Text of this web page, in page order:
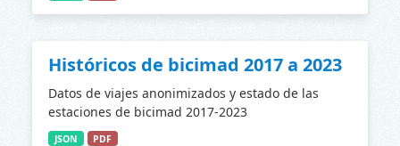
Históricos de bicimad 2017 a 2023
Datos de viajes anonimizados y estado de las
estaciones de bicimad 2017-2023
JSON PDF